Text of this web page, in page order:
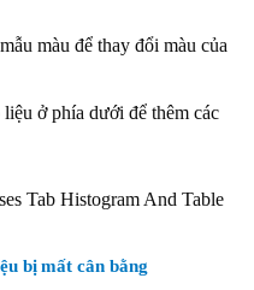
màu để thay đổi màu của
ở phía dưới để thêm các
bị mất cân bằng